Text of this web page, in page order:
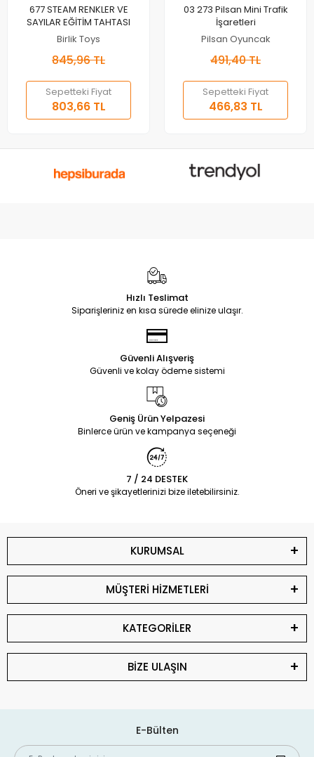
Sepete Ekle
677 STEAM RENKLER VE
SAYILAR EĞİTİM TAHTASI
Birlik Toys
845,96 TL
Sepetteki Fiyat
803,66 TL
Sepete Ekle
03 273 Pilsan Mini Trafik
İşaretleri
Pilsan Oyuncak
491,40 TL
Sepetteki Fiyat
466,83 TL
Hızlı Teslimat
Siparişleriniz en kısa sürede elinize ulaşır.
Güvenli Alışveriş
Güvenli ve kolay ödeme sistemi
Geniş Ürün Yelpazesi
Binlerce ürün ve kampanya seçeneği
7 / 24 DESTEK
Öneri ve şikayetlerinizi bize iletebilirsiniz.
KURUMSAL
MÜŞTERİ HİZMETLERİ
KATEGORİLER
BİZE ULAŞIN
E-Bülten